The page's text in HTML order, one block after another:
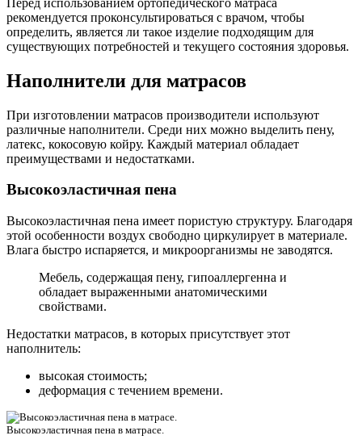
рекомендуется проконсультироваться с врачом, чтобы
определить, является ли такое изделие подходящим для
существующих потребностей и текущего состояния здоровья.
Наполнители для матрасов
При изготовлении матрасов производители используют
различные наполнители. Среди них можно выделить пену,
латекс, кокосовую койру. Каждый материал обладает
преимуществами и недостатками.
Высокоэластичная пена
Высокоэластичная пена имеет пористую структуру. Благодаря
этой особенности воздух свободно циркулирует в материале.
Влага быстро испаряется, и микроорганизмы не заводятся.
Мебель, содержащая пену, гипоаллергенна и
обладает выраженными анатомическими
свойствами.
Недостатки матрасов, в которых присутствует этот
наполнитель:
высокая стоимость;
деформация с течением времени.
Высокоэластичная пена в матрасе.